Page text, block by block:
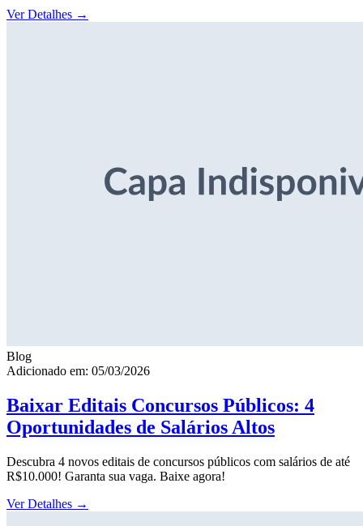
Ver Detalhes →
Blog
Adicionado em: 05/03/2026
Baixar Editais Concursos Públicos: 4
Oportunidades de Salários Altos
Descubra 4 novos editais de concursos públicos com salários de até
R$10.000! Garanta sua vaga. Baixe agora!
Ver Detalhes →